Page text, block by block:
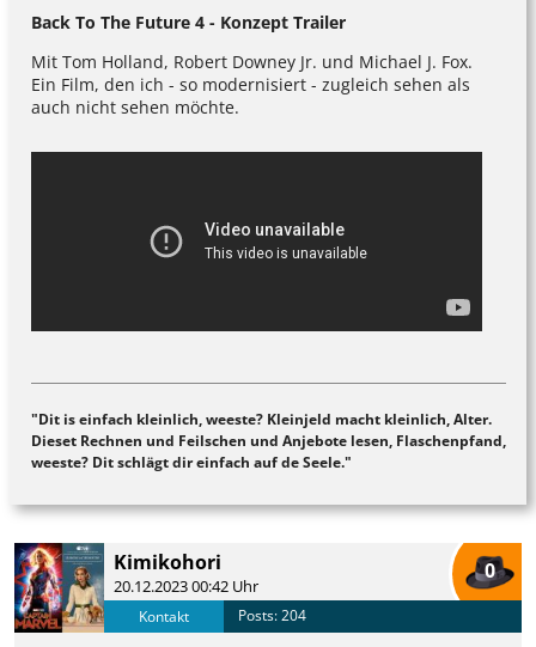
Back To The Future 4 - Konzept Trailer
Mit Tom Holland, Robert Downey Jr. und Michael J. Fox.
Ein Film, den ich - so modernisiert - zugleich sehen als
auch nicht sehen möchte.
"Dit is einfach kleinlich, weeste? Kleinjeld macht kleinlich, Alter.
Dieset Rechnen und Feilschen und Anjebote lesen, Flaschenpfand,
weeste? Dit schlägt dir einfach auf de Seele."
Kimikohori
20.12.2023 00:42 Uhr
0
Kontakt Posts: 204